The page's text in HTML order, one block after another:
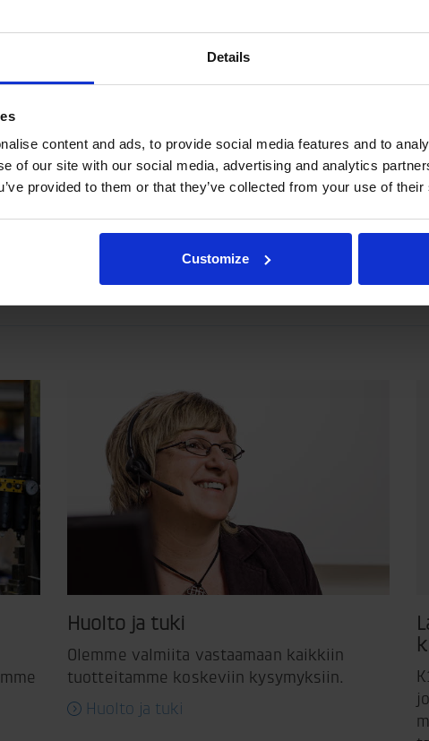
Details
content and ads, to provide social media features and to
of our site with our social media, advertising and analytics
provided to them or that they’ve collected from your use of
Customize
liukulaakeri ja alatappi.
tai hydrauliikan liitännöistä, lähetä sähköpostia osoitteeseen
Huolto ja tuki
Olemme valmiita vastaamaan kaikkiin
tuotteitamme koskeviin kysymyksiin.
Huolto ja tuki